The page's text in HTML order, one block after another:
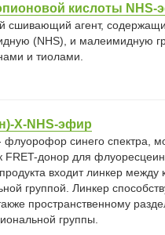
кислоты NHS-
сшивающий агент,
(NHS), и малеимидную
и тиолами.
X-NHS-эфир
синего спектра,
FRET-донор для
входит линкер между
группой. Линкер
пространственному
группы.